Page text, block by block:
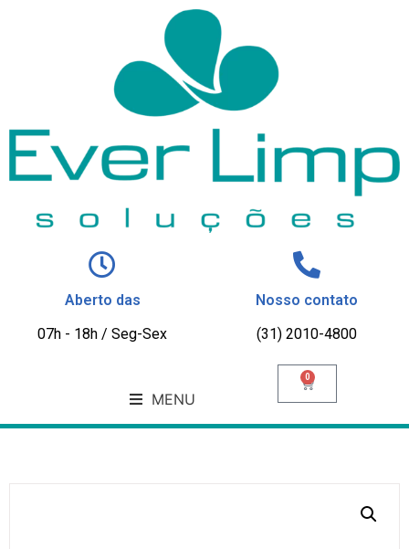
Aberto das
07h - 18h / Seg-Sex
Nosso contato
(31) 2010-4800
MENU
0